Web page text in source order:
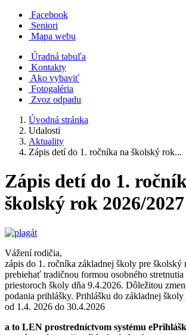
Facebook
Seniori
Mapa webu
Úradná tabuľa
Kontakty
Ako vybaviť
Fotogaléria
Zvoz odpadu
Úvodná stránka
Udalosti
Aktuality
Zápis detí do 1. ročníka na školský rok...
Zápis detí do 1.
školský rok 2026/2027
Vážení rodičia,
zápis do 1. ročníka základnej školy pre školský
prebiehať tradičnou formou osobného
priestoroch školy dňa 9.4.2026. Dôležitou
podania prihlášky. Prihlášku do základnej
od 1.4. 2026 do 30.4.2026
a to LEN prostredníctvom systému